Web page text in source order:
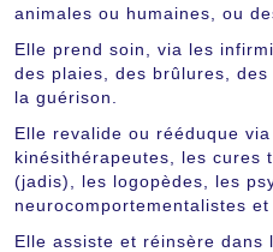
animales ou humaines, ou
Elle prend soin, via les
des plaies, des brûlures,
la guérison.
Elle revalide ou rééduque
kinésithérapeutes, les cures
(jadis), les logopèdes, les
neurocomportementalistes et
Elle assiste et réinsère dans